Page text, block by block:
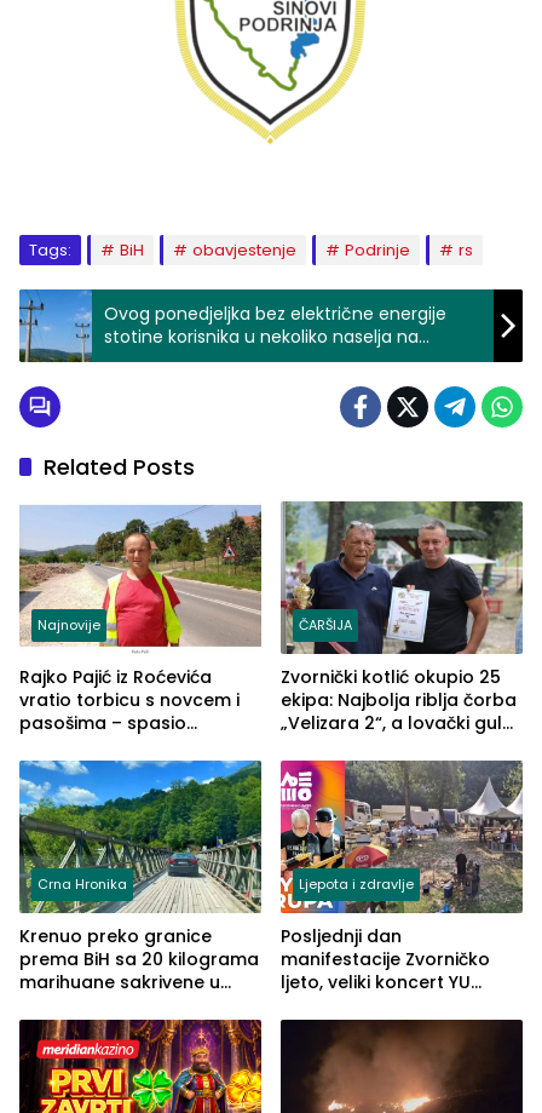
Tags: BiH obavjestenje Podrinje rs
Ovog ponedjeljka bez električne energije
stotine korisnika u nekoliko naselja na
području Zvornika
Related Posts
Najnovije
Rajko Pajić iz Roćevića
vratio torbicu s novcem i
pasošima – spasio
Grčkoj
ČARŠIJA
Zvornički kotlić okupio 25
ekipa: Najbolja riblja čorba
„Velizara 2“, a lovački gulaš
Crna Hronika
Krenuo preko granice
prema BiH sa 20 kilograma
marihuane sakrivene u
Ljepota i zdravlje
Posljednji dan
manifestacije Zvorničko
ljeto, veliki koncert YU
ove godine